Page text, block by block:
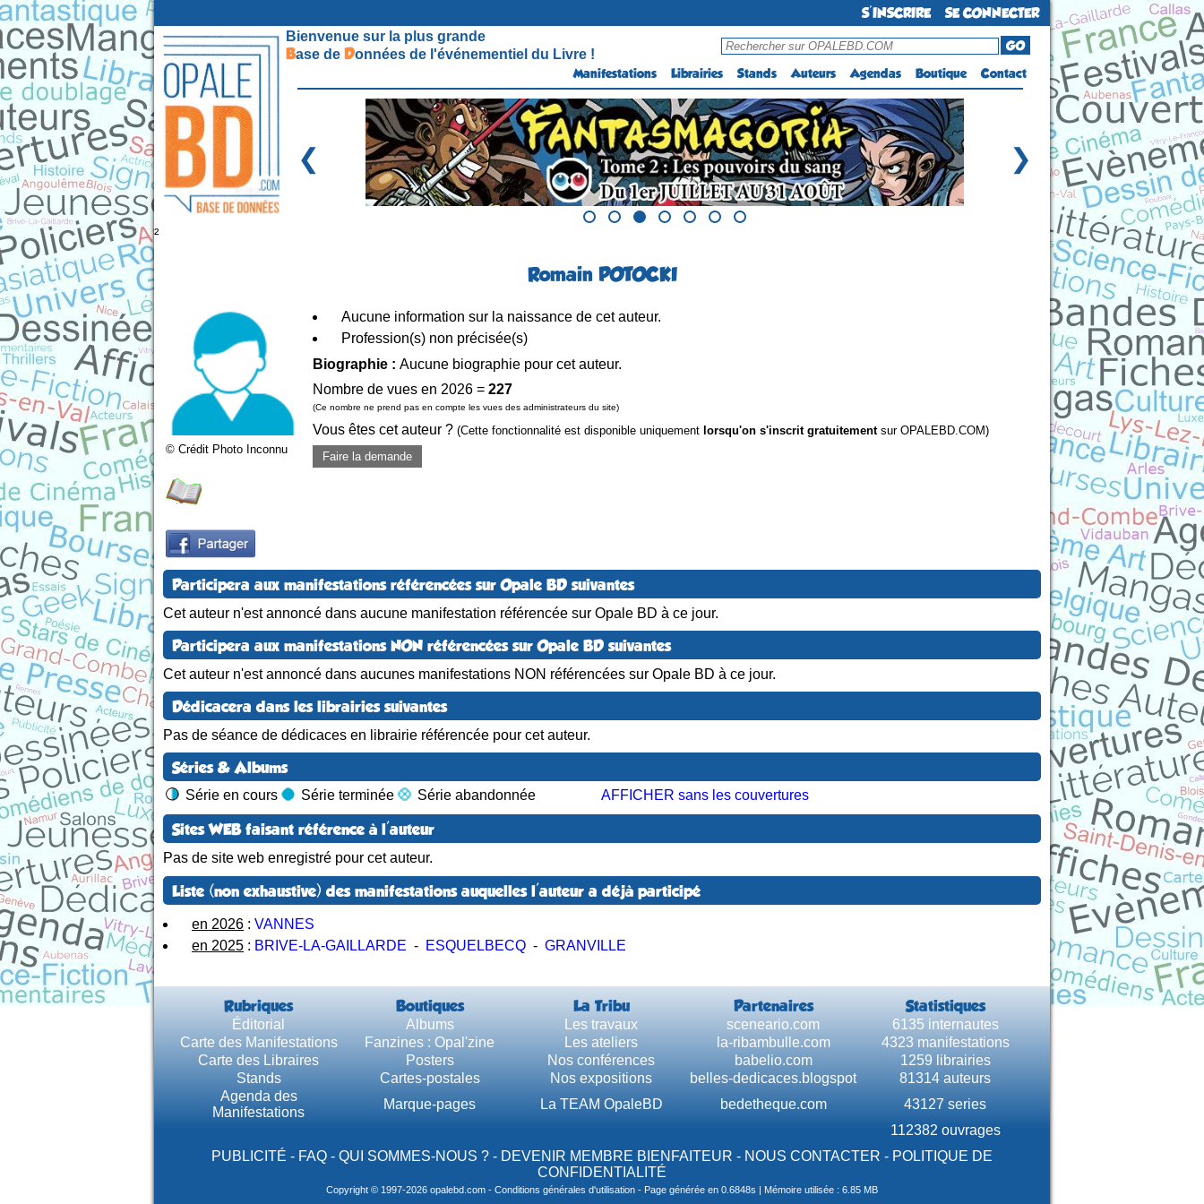
S'INSCRIRE
SE CONNECTER
Bienvenue sur la plus grande
Base de Données de l'événementiel du Livre !
GO
Manifestations
Librairies Stands Auteurs Agendas Boutique Contact
❮ ❯
²
Romain POTOCKI
© Crédit Photo Inconnu
Aucune information sur la naissance de cet auteur.
Profession(s) non précisée(s)
Biographie : Aucune biographie pour cet auteur.
Nombre de vues en 2026 = 227
(Ce nombre ne prend pas en compte les vues des administrateurs du site)
Vous êtes cet auteur ? (Cette fonctionnalité est disponible uniquement lorsqu'on s'inscrit gratuitementsur OPALEBD.COM)
Faire la demande
Participera aux manifestations référencées sur Opale BD suivantes
Cet auteur n'est annoncé dans aucune manifestation référencée sur Opale BD à ce jour.
Participera aux manifestations NON référencées sur Opale BD suivantes
Cet auteur n'est annoncé dans aucunes manifestations NON référencées sur Opale BD à ce jour.
Dédicacera dans les librairies suivantes
Pas de séance de dédicaces en librairie référencée pour cet auteur.
Séries & Albums
Série en cours Série terminée Série abandonnée AFFICHER sans les couvertures
Sites WEB faisant référence à l'auteur
Pas de site web enregistré pour cet auteur.
Liste (non exhaustive) des manifestations auquelles l'auteur a déjà participé
en 2026 : VANNES
en 2025 : BRIVE-LA-GAILLARDE - ESQUELBECQ - GRANVILLE
Rubriques Boutiques La Tribu Partenaires Statistiques
Éditorial Albums Les travaux sceneario.com
6135 internautes
Carte des Manifestations
Fanzines : Opal'zine Les ateliers la-ribambulle.com
4323 manifestations
Carte des Libraires
Posters Nos conférences babelio.com
1259 librairies
Stands
Cartes-postales Nos expositions belles-dedicaces.blogspot
81314 auteurs
Agenda des
Manifestations
Marque-pages La TEAM OpaleBD bedetheque.com
43127 series
112382 ouvrages
PUBLICITÉ - FAQ - QUI SOMMES-NOUS ? - DEVENIR MEMBRE BIENFAITEUR - NOUS CONTACTER - POLITIQUE DE
CONFIDENTIALITÉ
Copyright © 1997-2026 opalebd.com - Conditions générales d'utilisation - Page générée en 0.6848s | Mémoire utilisée : 6.85 MB